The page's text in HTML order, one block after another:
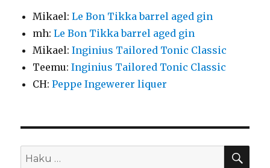
Mikael:Le Bon Tikka barrel aged gin
mh:Le Bon Tikka barrel aged gin
Mikael:Inginius Tailored Tonic Classic
Teemu:Inginius Tailored Tonic Classic
CH:Peppe Ingewerer liquer
Etsi: